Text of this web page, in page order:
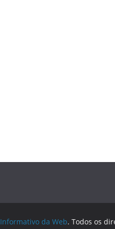
Informativo da Web. Todos os